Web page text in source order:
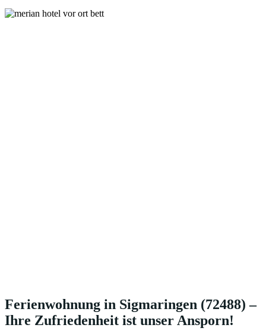
Ferienwohnung in Sigmaringen (72488) –
Ihre Zufriedenheit ist unser Ansporn!